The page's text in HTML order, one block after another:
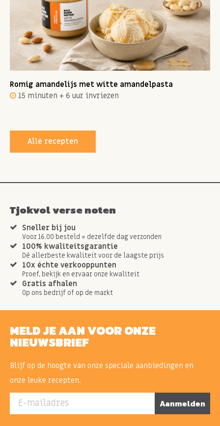
Romig amandelijs met witte amandelpasta
15 minuten + 6 uur invriezen
Alle recepten
Tjokvol verse noten
Sneller bij jou
Voor 16.00 besteld = dezelfde dag verzonden
100% kwaliteitsgarantie
Dé allerbeste kwaliteit voor de laagste prijs
10x échte verkooppunten
Proef, bekijk en ervaar onze kwaliteit
Gratis afhalen
Op ons bedrijf of op de markt
MELD JE AAN VOOR ONZE
NIEUWSBRIEF
Blijf op de hoogte van onze speciale aanbiedingen en
onze leuke recepten.
E-mailadres Aanmelden